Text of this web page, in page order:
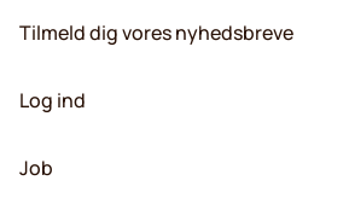
Tilmeld dig vores nyhedsbreve
Log ind
Job